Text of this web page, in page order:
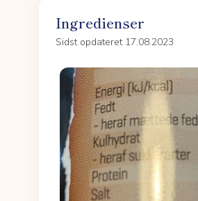
Ingredienser
Sidst opdateret 17.08.2023